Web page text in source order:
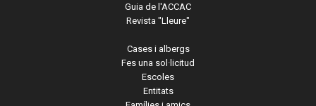
Guia de l'ACCAC
Revista "Lleure"
Cases i albergs
Fes una sol·licitud
Escoles
Entitats